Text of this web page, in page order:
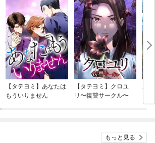
【タテヨミ】あなたは
もういりません
【タテヨミ】クロユ
リ〜復讐サークル〜
バ
今
もっと見る